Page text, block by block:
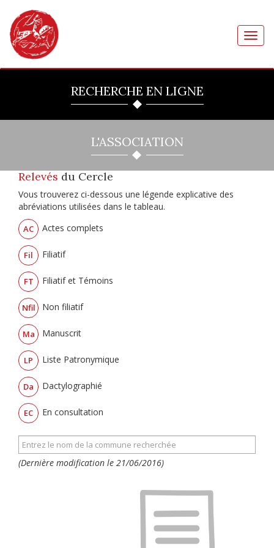
RECHERCHE EN LIGNE
L'ASSOCIATION
Relevés du Cercle
Vous trouverez ci-dessous une légende explicative des
abréviations utilisées dans le tableau.
AC Actes complets
Fil Filiatif
FT Filiatif et Témoins
Nfil Non filiatif
Ma Manuscrit
LP Liste Patronymique
Da Dactylographié
EC En consultation
(Dernière modification le 21/06/2016)